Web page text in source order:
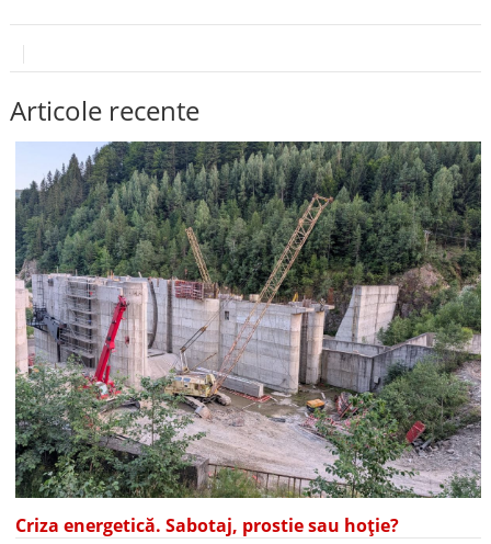
Articole recente
Criza energetică. Sabotaj, prostie sau hoție?